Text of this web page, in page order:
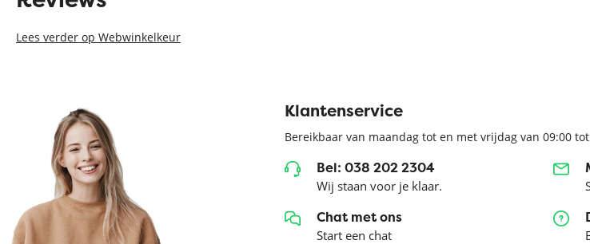
Lees verder op Webwinkelkeur
Klantenservice
Bereikbaar van maandag tot en met vrijdag van 09:00
Bel: 038 202 2304
Wij staan voor je klaar.
Chat met ons
Start een chat